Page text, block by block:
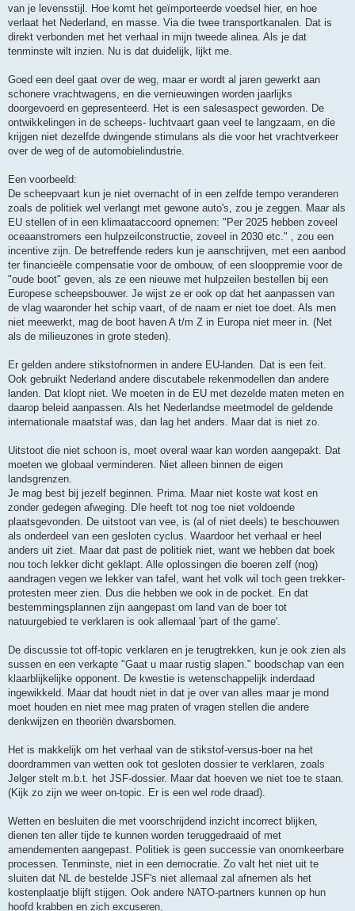
van je levensstijl. Hoe komt het geïmporteerde voedsel hier, en hoe
verlaat het Nederland, en masse. Via die twee transportkanalen. Dat is
direkt verbonden met het verhaal in mijn tweede alinea. Als je dat
tenminste wilt inzien. Nu is dat duidelijk, lijkt me.
Goed een deel gaat over de weg, maar er wordt al jaren gewerkt aan
schonere vrachtwagens, en die vernieuwingen worden jaarlijks
doorgevoerd en gepresenteerd. Het is een salesaspect geworden. De
ontwikkelingen in de scheeps- luchtvaart gaan veel te langzaam, en die
krijgen niet dezelfde dwingende stimulans als die voor het vrachtverkeer
over de weg of de automobielindustrie.
Een voorbeeld:
De scheepvaart kun je niet overnacht of in een zelfde tempo veranderen
zoals de politiek wel verlangt met gewone auto's, zou je zeggen. Maar als
EU stellen of in een klimaataccoord opnemen: "Per 2025 hebben zoveel
oceaanstromers een hulpzeilconstructie, zoveel in 2030 etc." , zou een
incentive zijn. De betreffende reders kun je aanschrijven, met een aanbod
ter financieële compensatie voor de ombouw, of een slooppremie voor de
"oude boot" geven, als ze een nieuwe met hulpzeilen bestellen bij een
Europese scheepsbouwer. Je wijst ze er ook op dat het aanpassen van
de vlag waaronder het schip vaart, of de naam er niet toe doet. Als men
niet meewerkt, mag de boot haven A t/m Z in Europa niet meer in. (Net
als de milieuzones in grote steden).
Er gelden andere stikstofnormen in andere EU-landen. Dat is een feit.
Ook gebruikt Nederland andere discutabele rekenmodellen dan andere
landen. Dat klopt niet. We moeten in de EU met dezelde maten meten en
daarop beleid aanpassen. Als het Nederlandse meetmodel de geldende
internationale maatstaf was, dan lag het anders. Maar dat is niet zo.
Uitstoot die niet schoon is, moet overal waar kan worden aangepakt. Dat
moeten we globaal verminderen. Niet alleen binnen de eigen
landsgrenzen.
Je mag best bij jezelf beginnen. Prima. Maar niet koste wat kost en
zonder gedegen afweging. DIe heeft tot nog toe niet voldoende
plaatsgevonden. De uitstoot van vee, is (al of niet deels) te beschouwen
als onderdeel van een gesloten cyclus. Waardoor het verhaal er heel
anders uit ziet. Maar dat past de politiek niet, want we hebben dat boek
nou toch lekker dicht geklapt. Alle oplossingen die boeren zelf (nog)
aandragen vegen we lekker van tafel, want het volk wil toch geen trekker-
protesten meer zien. Dus die hebben we ook in de pocket. En dat
bestemmingsplannen zijn aangepast om land van de boer tot
natuurgebied te verklaren is ook allemaal 'part of the game'.
De discussie tot off-topic verklaren en je terugtrekken, kun je ook zien als
sussen en een verkapte "Gaat u maar rustig slapen." boodschap van een
klaarblijkelijke opponent. De kwestie is wetenschappelijk inderdaad
ingewikkeld. Maar dat houdt niet in dat je over van alles maar je mond
moet houden en niet mee mag praten of vragen stellen die andere
denkwijzen en theoriën dwarsbomen.
Het is makkelijk om het verhaal van de stikstof-versus-boer na het
doordrammen van wetten ook tot gesloten dossier te verklaren, zoals
Jelger stelt m.b.t. het JSF-dossier. Maar dat hoeven we niet toe te staan.
(Kijk zo zijn we weer on-topic. Er is een wel rode draad).
Wetten en besluiten die met voorschrijdend inzicht incorrect blijken,
dienen ten aller tijde te kunnen worden teruggedraaid of met
amendementen aangepast. Politiek is geen successie van onomkeerbare
processen. Tenminste, niet in een democratie. Zo valt het niet uit te
sluiten dat NL de bestelde JSF's niet allemaal zal afnemen als het
kostenplaatje blijft stijgen. Ook andere NATO-partners kunnen op hun
hoofd krabben en zich excuseren.